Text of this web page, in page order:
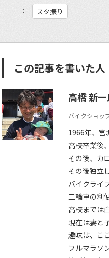
スタ振り
この記事を書いた人
高橋 新
バイクショッ
1966年、宮
高校卒業後
その後、カ
その後独立
バイクライ
二輪車の利
高校までは
現在は妻と
趣味は、こ
フルマラソ